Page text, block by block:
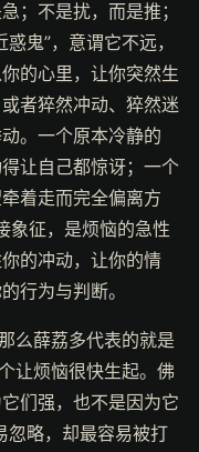
；不是扰，而是推；
鬼”，意谓它不远，
的心里，让你突然生
者猝然冲动、猝然迷
。一个原本冷静的
让自己都惊讶；一个
着走而完全偏离方
象征，是烦恼的急性
的冲动，让你的情
行为与判断。
么薛荔多代表的就是
让烦恼很快生起。佛
们强，也不是因为它
忽略，却最容易被打